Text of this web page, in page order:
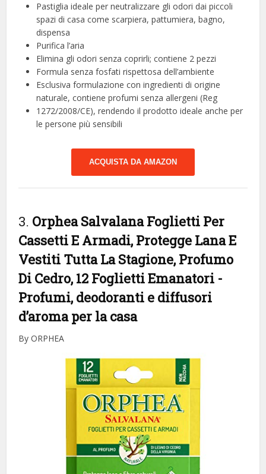
Pastiglia ideale per neutralizzare gli odori dai piccoli
spazi di casa come scarpiera, pattumiera, bagno,
dispensa
Purifica l’aria
Elimina gli odori senza coprirli; contiene 2 pezzi
Formula senza fosfati rispettosa dell’ambiente
Esclusiva formulazione con ingredienti di origine
naturale, contiene profumi senza allergeni (Reg
1272/2008/CE), rendendo il prodotto ideale anche per
le persone più sensibili
ACQUISTA DA AMAZON
3. Orphea Salvalana Foglietti Per
Cassetti E Armadi, Protegge Lana E
Vestiti Tutta La Stagione, Profumo
Di Cedro, 12 Foglietti Emanatori -
Profumi, deodoranti e diffusori
d’aroma per la casa
By ORPHEA